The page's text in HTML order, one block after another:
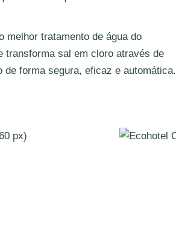
melhor tratamento de água do
transforma sal em cloro através de
de forma segura, eficaz e automática.